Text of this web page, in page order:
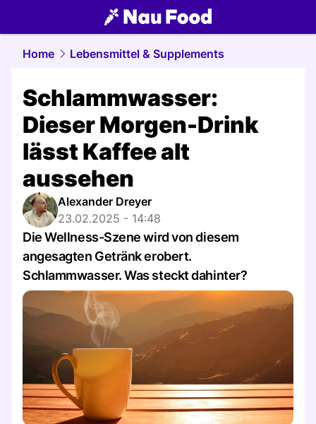
food.NAU.ch
Home Lebensmittel & Supplements
Schlammwasser:
Dieser Morgen-Drink
lässt Kaffee alt
aussehen
Alexander Dreyer
23.02.2025 - 14:48
Die Wellness-Szene wird von diesem
angesagten Getränk erobert.
Schlammwasser. Was steckt dahinter?